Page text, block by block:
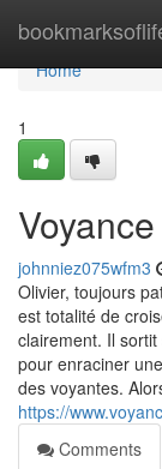
Home
Home
1
johnniez075wfm3
Olivier, toujours
est totalité de
clairement. Il
pour enraciner
des voyantes.
https://
Comments